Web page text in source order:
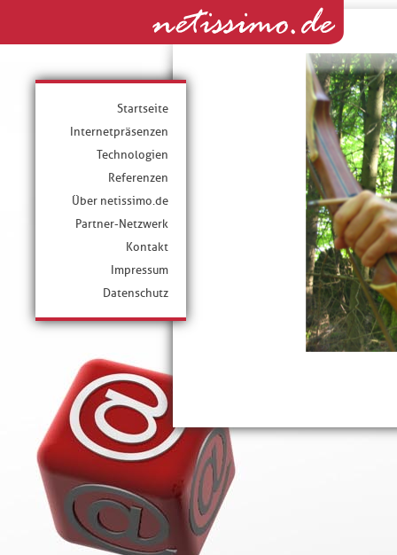
Startseite
Internetpräsenzen
Technologien
Referenzen
Über netissimo.de
Partner-Netzwerk
Kontakt
Impressum
Datenschutz